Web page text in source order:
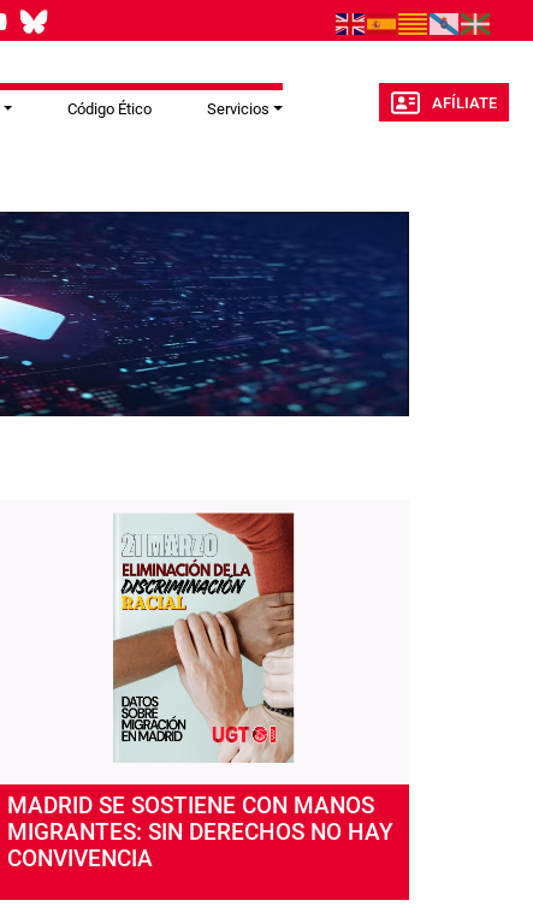
Código Ético Servicios AFÍLIATE
MADRID SE SOSTIENE CON MANOS
MIGRANTES: SIN DERECHOS NO HAY
CONVIVENCIA